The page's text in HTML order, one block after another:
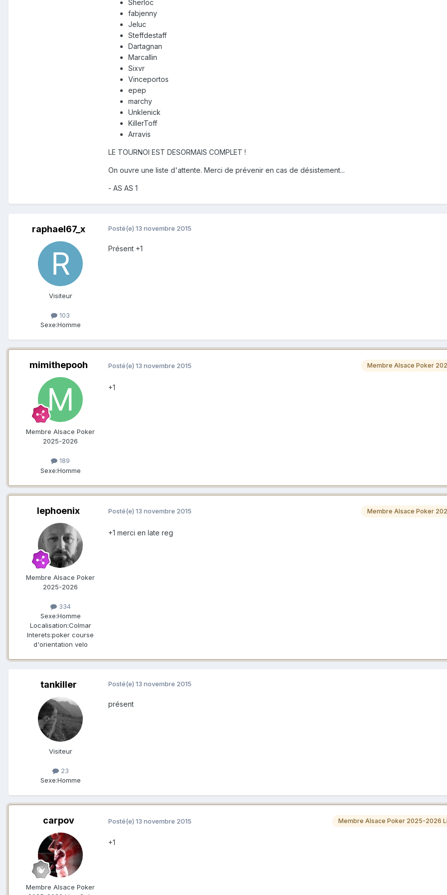
Sherloc
fabjenny
Jeluc
Steffdestaff
Dartagnan
Marcallin
Sixvr
Vinceportos
epep
marchy
Unklenick
KillerToff
Arravis
LE TOURNOI EST DESORMAIS COMPLET !
On ouvre une liste d'attente. Merci de prévenir en cas de désistement...
- AS AS 1
raphael67_x
Visiteur
103
Sexe:Homme
Posté(e) 13 novembre 2015
Présent +1
mimithepooh
Membre Alsace Poker
2025-2026
189
Sexe:Homme
Membre Alsace Poker
Posté(e) 13 novembre 2015
+1
lephoenix
Membre Alsace Poker
2025-2026
334
Sexe:Homme
Localisation:Colmar
Interets:poker course
d'orientation velo
Membre Alsace Poker
Posté(e) 13 novembre 2015
+1 merci en late reg
tankiller
Visiteur
23
Sexe:Homme
Posté(e) 13 novembre 2015
présent
carpov
Membre Alsace Poker
Membre Alsace Poker 2025-2026
Posté(e) 13 novembre 2015
+1